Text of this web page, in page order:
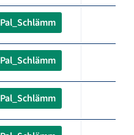
Pal_Schlämm
Pal_Schlämm
Pal_Schlämm